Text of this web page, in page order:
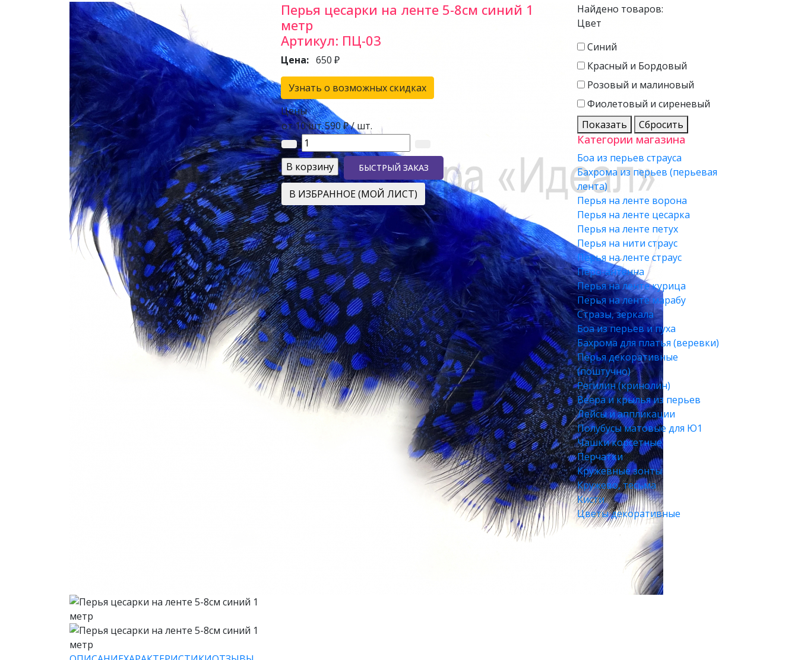
Перья цесарки на ленте 5-8см синий 1
метр
Артикул: ПЦ-03
Цена: 650 ₽
Узнать о возможных скидках
Цены
от 10 шт.590 ₽/ шт.
БЫСТРЫЙ ЗАКАЗ
В ИЗБРАННОЕ (МОЙ ЛИСТ)
Найдено товаров:
Цвет
Синий
Красный и Бордовый
Розовый и малиновый
Фиолетовый и сиреневый
Показать
Сбросить
Категории магазина
Боа из перьев страуса
Бахрома из перьев (перьевая
лента)
Перья на ленте ворона
Перья на ленте цесарка
Перья на ленте петух
Перья на нити страус
Перья на ленте страус
Перо-антенна
Перья на ленте курица
Перья на ленте марабу
Стразы, зеркала
Боа из перьев и пуха
Бахрома для платья (веревки)
Перья декоративные
(поштучно)
Регилин (кринолин)
Веера и крылья из перьев
Лейсы и аппликации
Полубусы матовые для Ю1
Чашки корсетные
Перчатки
Кружевные зонты
Кружево, тесьма
Кисти
Цветы декоративные